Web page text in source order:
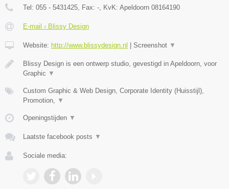
Tel: 055 - 5431425 , Fax: - , KvK: Apeldoorn 08164190
E-mail › Blissy Design
Website: http://www.blissydesign.nl Screenshot ▼
Blissy Design is een ontwerp studio, gevestigd in Apeldoorn, voor
Graphic ▼
Custom Graphic & Web Design, Corporate Identity (Huisstijl),
Promotion,
▼
Openingstijden ▼
Laatste facebook posts ▼
Sociale media: